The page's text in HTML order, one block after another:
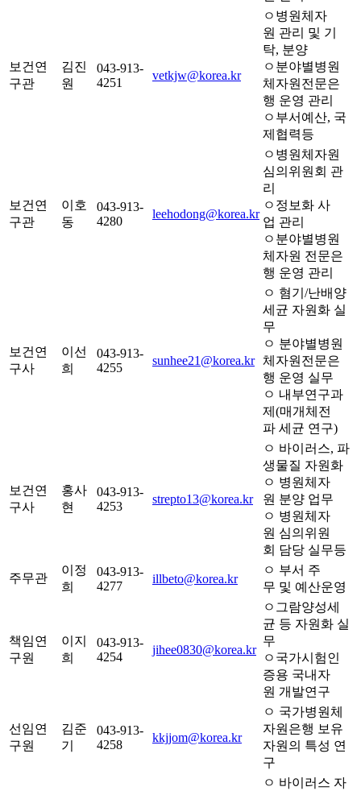
보건연
구관
김진
원
043-913-
4251
vetkjw@korea.kr
ㅇ병원체자
원 관리 및 기
탁, 분양
ㅇ분야별병원
체자원전문은
행 운영 관리
ㅇ부서예산, 국
제협력등
보건연
구관
이호
동
043-913-
4280
leehodong@korea.kr
ㅇ병원체자원
심의위원회 관
리
ㅇ정보화 사
업 관리
ㅇ분야별병원
체자원 전문은
행 운영 관리
보건연
구사
이선
희
043-913-
4255
sunhee21@korea.kr
ㅇ 혐기/난배양
세균 자원화 실
무
ㅇ 분야별병원
체자원전문은
행 운영 실무
ㅇ 내부연구과
제(매개체전
파 세균 연구)
보건연
구사
홍사
현
043-913-
4253
strepto13@korea.kr
ㅇ 바이러스, 파
생물질 자원화
ㅇ 병원체자
원 분양 업무
ㅇ 병원체자
원 심의위원
회 담당 실무등
주무관
이정
희
043-913-
4277
illbeto@korea.kr
ㅇ 부서 주
무 및 예산운영
책임연
구원
이지
희
043-913-
4254
jihee0830@korea.kr
ㅇ그람양성세
균 등 자원화 실
무
ㅇ국가시험인
증용 국내자
원 개발연구
선임연
구원
김준
기
043-913-
4258
kkjjom@korea.kr
ㅇ 국가병원체
자원은행 보유
자원의 특성 연
구
ㅇ 바이러스 자